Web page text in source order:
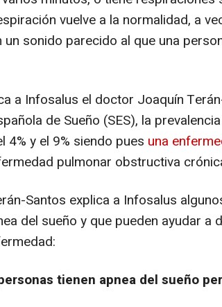
vuelve a la normalidad, a
sonido parecido al que una
a Infosalus el doctor Joaquín
de Sueño (SES), la
4% y el 9% siendo pues una
pulmonar obstructiva
Santos explica a Infosalus
del sueño y que pueden ayudar a
tienen apnea del sueño